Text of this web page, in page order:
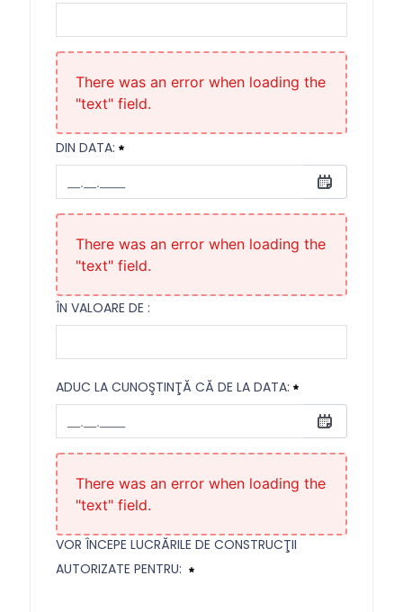
E-mail
Necesitat
There was an error when loading the
"text" field.
DIN DATA:
din data:
Necesitat
There was an error when loading the
"text" field.
ÎN VALOARE DE :
ADUC LA CUNOŞTINŢĂ CĂ DE LA DATA:
Aduc la cunoştinţă că de la data:
Necesitat
There was an error when loading the
"text" field.
VOR ÎNCEPE LUCRĂRILE DE CONSTRUCŢII
AUTORIZATE PENTRU: